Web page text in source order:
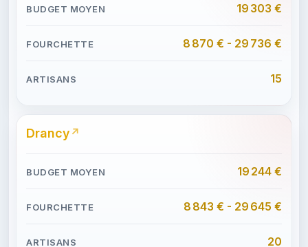
19 303 €
8 870 € - 29 736 €
15
Drancy
19 244 €
8 843 € - 29 645 €
20